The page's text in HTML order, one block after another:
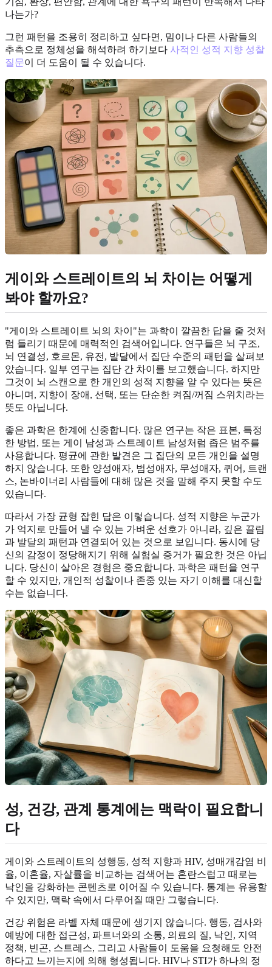
나는가?
그런 패턴을 조용히 정리하고 싶다면, 밈이나 다른 사람들의
추측으로 정체성을 해석하려 하기보다 사적인 성적 지향 성찰
질문이 더 도움이 될 수 있습니다.
게이와 스트레이트의 뇌 차이는 어떻게
봐야 할까요?
"게이와 스트레이트 뇌의 차이"는 과학이 깔끔한 답을 줄 것처
럼 들리기 때문에 매력적인 검색어입니다. 연구들은 뇌 구조,
뇌 연결성, 호르몬, 유전, 발달에서 집단 수준의 패턴을 살펴보
았습니다. 일부 연구는 집단 간 차이를 보고했습니다. 하지만
그것이 뇌 스캔으로 한 개인의 성적 지향을 알 수 있다는 뜻은
아니며, 지향이 장애, 선택, 또는 단순한 켜짐/꺼짐 스위치라는
뜻도 아닙니다.
좋은 과학은 한계에 신중합니다. 많은 연구는 작은 표본, 특정
한 방법, 또는 게이 남성과 스트레이트 남성처럼 좁은 범주를
사용합니다. 평균에 관한 발견은 그 집단의 모든 개인을 설명
하지 않습니다. 또한 양성애자, 범성애자, 무성애자, 퀴어, 트랜
스, 논바이너리 사람들에 대해 많은 것을 말해 주지 못할 수도
있습니다.
따라서 가장 균형 잡힌 답은 이렇습니다. 성적 지향은 누군가
가 억지로 만들어 낼 수 있는 가벼운 선호가 아니라, 깊은 끌림
과 발달의 패턴과 연결되어 있는 것으로 보입니다. 동시에 당
신의 감정이 정당해지기 위해 실험실 증거가 필요한 것은 아닙
니다. 당신이 살아온 경험은 중요합니다. 과학은 패턴을 연구
할 수 있지만, 개인적 성찰이나 존중 있는 자기 이해를 대신할
수는 없습니다.
성, 건강, 관계 통계에는 맥락이 필요합니
다
게이와 스트레이트의 성행동, 성적 지향과 HIV, 성매개감염 비
율, 이혼율, 자살률을 비교하는 검색어는 혼란스럽고 때로는
낙인을 강화하는 콘텐츠로 이어질 수 있습니다. 통계는 유용할
수 있지만, 맥락 속에서 다루어질 때만 그렇습니다.
건강 위험은 라벨 자체 때문에 생기지 않습니다. 행동, 검사와
예방에 대한 접근성, 파트너와의 소통, 의료의 질, 낙인, 지역
정책, 빈곤, 스트레스, 그리고 사람들이 도움을 요청해도 안전
하다고 느끼는지에 의해 형성됩니다. HIV나 STI가 하나의 정